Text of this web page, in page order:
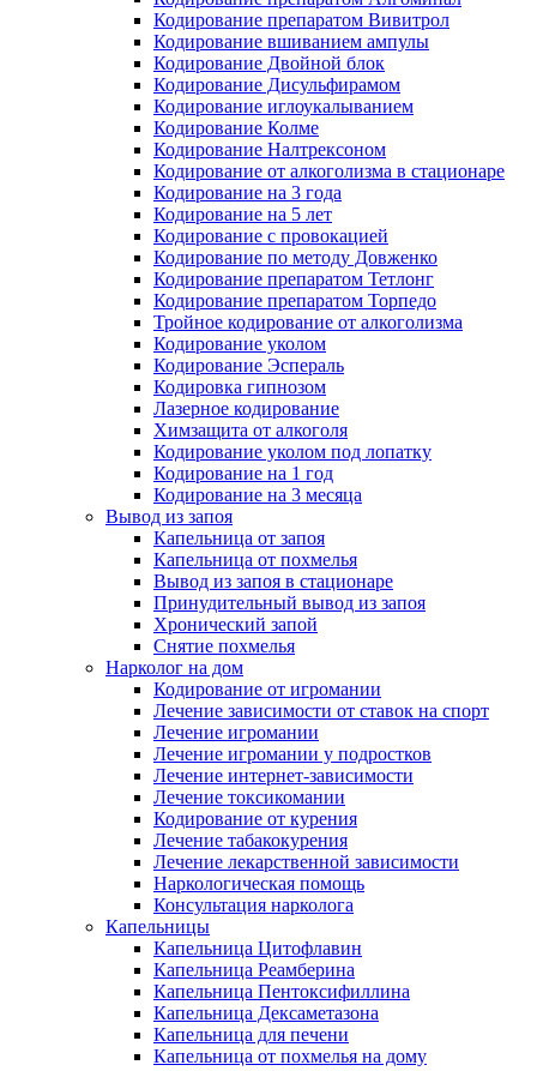
Кодирование препаратом Вивитрол
Кодирование вшиванием ампулы
Кодирование Двойной блок
Кодирование Дисульфирамом
Кодирование иглоукалыванием
Кодирование Колме
Кодирование Налтрексоном
Кодирование от алкоголизма в стационаре
Кодирование на 3 года
Кодирование на 5 лет
Кодирование с провокацией
Кодирование по методу Довженко
Кодирование препаратом Тетлонг
Кодирование препаратом Торпедо
Тройное кодирование от алкоголизма
Кодирование уколом
Кодирование Эспераль
Кодировка гипнозом
Лазерное кодирование
Химзащита от алкоголя
Кодирование уколом под лопатку
Кодирование на 1 год
Кодирование на 3 месяца
Вывод из запоя
Капельница от запоя
Капельница от похмелья
Вывод из запоя в стационаре
Принудительный вывод из запоя
Хронический запой
Снятие похмелья
Нарколог на дом
Кодирование от игромании
Лечение зависимости от ставок на спорт
Лечение игромании
Лечение игромании у подростков
Лечение интернет-зависимости
Лечение токсикомании
Кодирование от курения
Лечение табакокурения
Лечение лекарственной зависимости
Наркологическая помощь
Консультация нарколога
Капельницы
Капельница Цитофлавин
Капельница Реамберина
Капельница Пентоксифиллина
Капельница Дексаметазона
Капельница для печени
Капельница от похмелья на дому